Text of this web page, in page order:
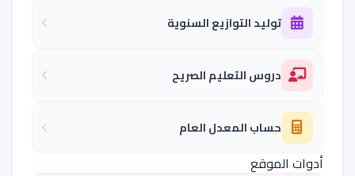
توليد التوازيع السنوية
دروس التعليم الصريح
حساب المعدل العام
أدوات الموقع